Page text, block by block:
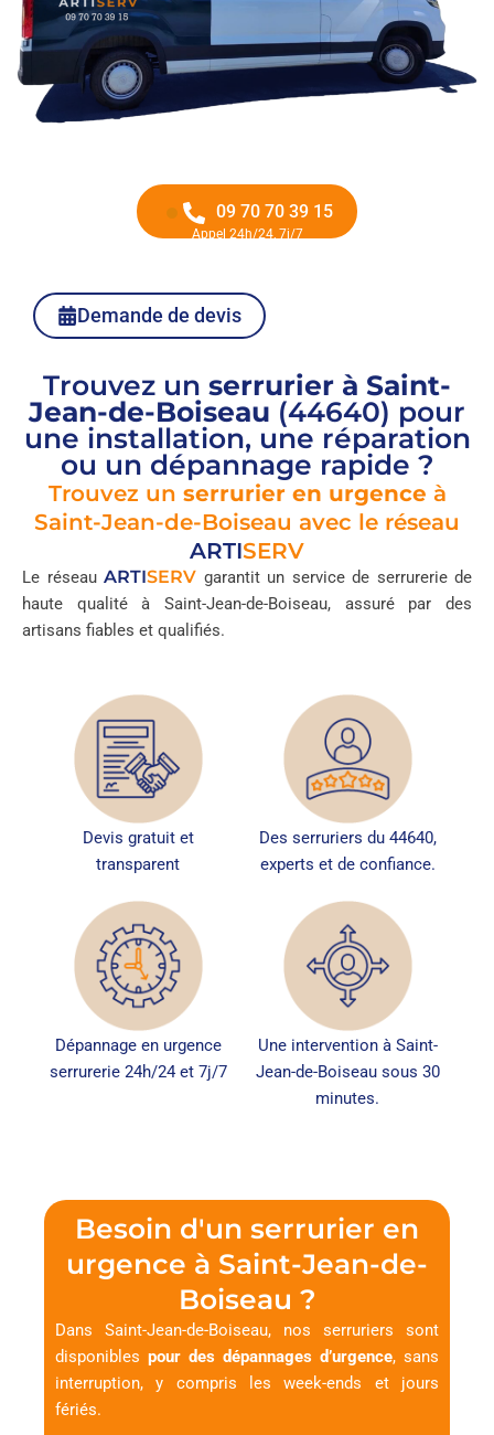
09 70 70 39 15
Appel 24h/24, 7j/7
Demande de devis
Trouvez un serrurier à Saint-
Jean-de-Boiseau (44640) pour
une installation, une réparation
ou un dépannage rapide ?
Trouvez un serrurier en urgence à
Saint-Jean-de-Boiseau avec le réseau
ARTISERV
Le réseau ARTISERV garantit un service de serrurerie de
haute qualité à Saint-Jean-de-Boiseau, assuré par des
artisans fiables et qualifiés.
Devis gratuit et
transparent
Des serruriers du 44640,
experts et de confiance.
Dépannage en urgence
serrurerie 24h/24 et 7j/7
Une intervention à Saint-
Jean-de-Boiseau sous 30
minutes.
Besoin d'un serrurier en
urgence à Saint-Jean-de-
Boiseau ?
Dans Saint-Jean-de-Boiseau, nos serruriers sont
disponibles pour des dépannages d’urgence, sans
interruption, y compris les week-ends et jours
fériés.